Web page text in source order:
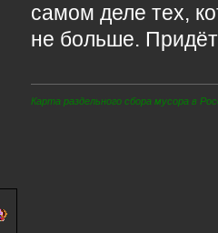
самом деле тех,
не больше.
Карта раздельного сбора мусора в